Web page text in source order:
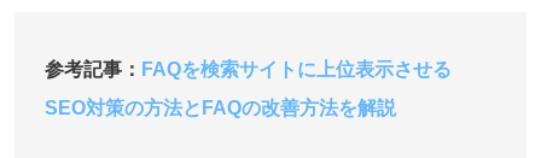
参考記事： FAQを検索サイトに上位表示させる
SEO対策の方法とFAQの改善方法を解説